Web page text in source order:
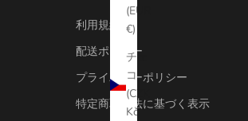
(EUR
€)
チェ
コ
(CZK
Kč)
利用規約
配送ポリシー
プライバシーポリシー
特定商取引法に基づく表示